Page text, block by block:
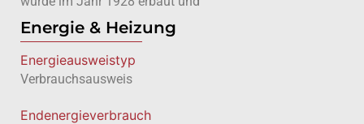
Energie & Heizung
Energie­ausweistyp
Verbrauchsausweis
Endenergieverbrauch